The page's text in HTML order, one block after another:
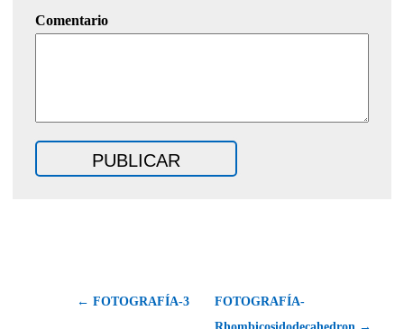
Comentario
← FOTOGRAFÍA-3
FOTOGRAFÍA-